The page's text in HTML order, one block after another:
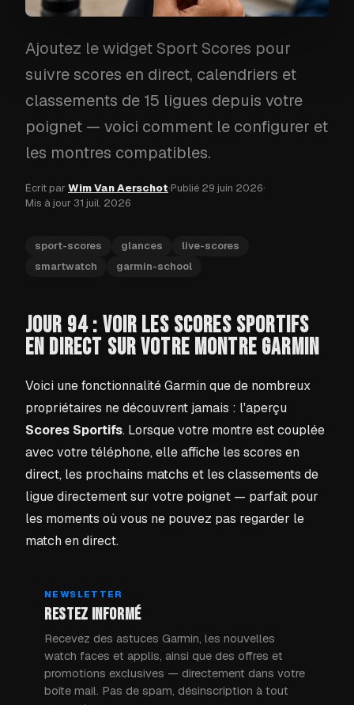
Ajoutez le widget Sport Scores pour
suivre scores en direct, calendriers et
classements de 15 ligues depuis votre
poignet — voici comment le configurer et
les montres compatibles.
Écrit parWim Van Aerschot·Publié 29 juin 2026·
Mis à jour 31 juil. 2026
sport-scores glances
live-scores
smartwatch
garmin-school
JOUR 94 : VOIR LES SCORES SPORTIFS
EN DIRECT SUR VOTRE MONTRE GARMIN
Voici une fonctionnalité Garmin que de nombreux
propriétaires ne découvrent jamais : l'aperçu
Scores Sportifs. Lorsque votre montre est couplée
avec votre téléphone, elle affiche les scores en
direct, les prochains matchs et les classements de
ligue directement sur votre poignet — parfait pour
les moments où vous ne pouvez pas regarder le
match en direct.
NEWSLETTER
RESTEZ INFORMÉ
Recevez des astuces Garmin, les nouvelles
watch faces et applis, ainsi que des offres et
promotions exclusives — directement dans votre
boîte mail. Pas de spam, désinscription à tout